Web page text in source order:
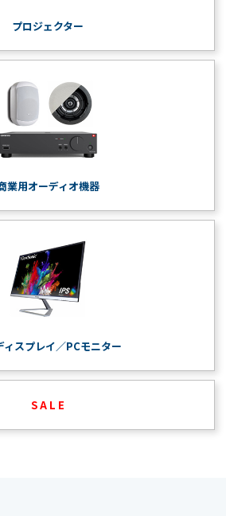
プロジェクター
業用オーディオ機器
ィスプレイ／PCモニター
S A L E